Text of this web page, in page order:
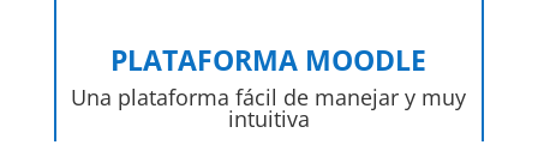
PLATAFORMA MOODLE
Una plataforma fácil de manejar y muy
intuitiva